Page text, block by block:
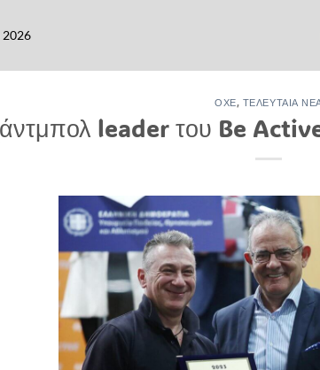
2026
ΟΧΕ, ΤΕΛΕΥΤΑΊΑ
leader του Be